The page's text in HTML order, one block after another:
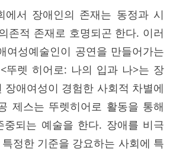
에서 장애인의 존재는 동정과 시
존적 존재로 호명되곤 한다. 이러
여성예술인이 공연을 만들어가는
뚜렛 히어로: 나의 입과 나>는 장
장애여성이 경험한 사회적 차별에
제스는 뚜렛히어로 활동을 통해
중되는 예술을 한다. 장애를 비극
정한 기준을 강요하는 사회에 특